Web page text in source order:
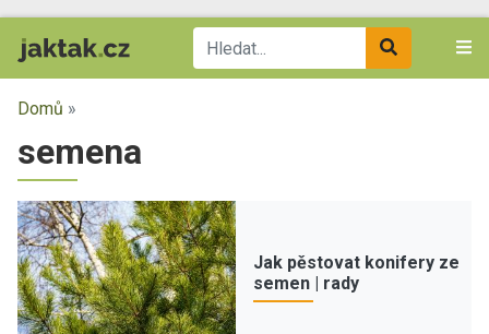
Domů »
semena
Jak pěstovat konifery ze
semen | rady